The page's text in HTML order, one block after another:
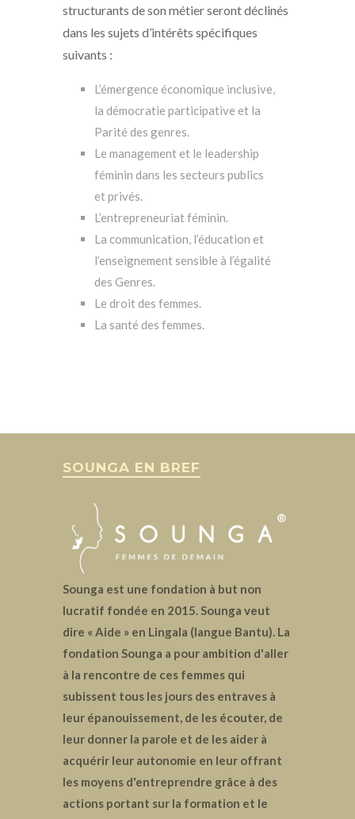
structurants de son métier seront déclinés
dans les sujets d’intérêts spécifiques
suivants :
L’émergence économique inclusive,
la démocratie participative et la
Parité des genres.
Le management et le leadership
féminin dans les secteurs publics
et privés.
L’entrepreneuriat féminin.
La communication, l’éducation et
l’enseignement sensible à l’égalité
des Genres.
Le droit des femmes.
La santé des femmes.
SOUNGA EN BREF
Sounga est une fondation à but non
lucratif fondée en 2015. Sounga veut
dire « Aide » en Lingala (langue Bantu). La
fondation Sounga a pour ambition d'aller
à la rencontre de ces femmes qui
subissent tous les jours des entraves à
leur épanouissement, de les écouter, de
leur donner la parole et de les aider à
acquérir leur autonomie en leur offrant
les moyens d'entreprendre grâce à des
actions portant sur la formation et le